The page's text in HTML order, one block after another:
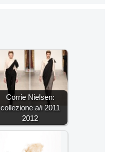
Corrie Nielsen:
collezione a/i 2011
2012